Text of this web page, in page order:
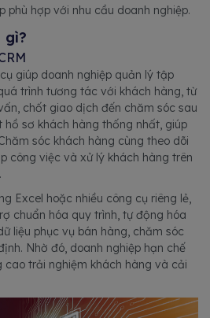
phù hợp với nhu cầu doanh nghiệp.
gì?
giúp doanh nghiệp quản lý tập
trình tương tác với khách hàng, từ
chốt giao dịch đến chăm sóc sau
sơ khách hàng thống nhất, giúp
sóc khách hàng cùng theo dõi
công việc và xử lý khách hàng trên
Excel hoặc nhiều công cụ riêng lẻ,
chuẩn hóa quy trình, tự động hóa
liệu phục vụ bán hàng, chăm sóc
Nhờ đó, doanh nghiệp hạn chế
trải nghiệm khách hàng và cải